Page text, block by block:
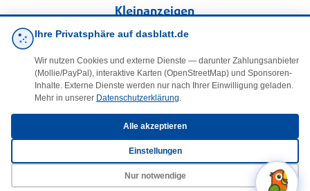
Kleinanzeigen
Folgen Sie uns!
facebook
E-Mail
Ihre Privatsphäre auf dasblatt.de
Wir nutzen Cookies und externe Dienste — darunter Zahlungsanbieter
(Mollie/PayPal), interaktive Karten (OpenStreetMap) und Sponsoren-
Inhalte. Externe Dienste werden nur nach Ihrer Einwilligung geladen.
Mehr in unserer Datenschutzerklärung.
Alle akzeptieren
Einstellungen
Nur notwendige